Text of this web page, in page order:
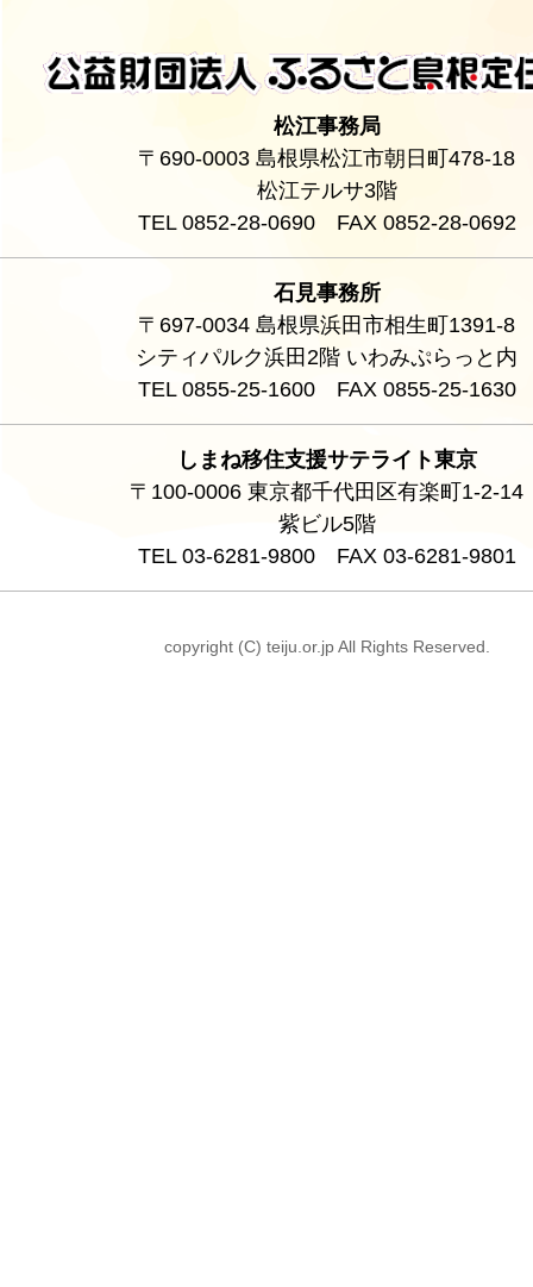
松江事務局
〒690-0003 島根県松江市朝日町478-18
松江テルサ3階
TEL 0852-28-0690 FAX 0852-28-0692
石見事務所
〒697-0034 島根県浜田市相生町1391-8
シティパルク浜田2階 いわみぷらっと内
TEL 0855-25-1600 FAX 0855-25-1630
しまね移住支援サテライト東京
〒100-0006 東京都千代田区有楽町1-2-14
紫ビル5階
TEL 03-6281-9800 FAX 03-6281-9801
copyright (C) teiju.or.jp All Rights Reserved.